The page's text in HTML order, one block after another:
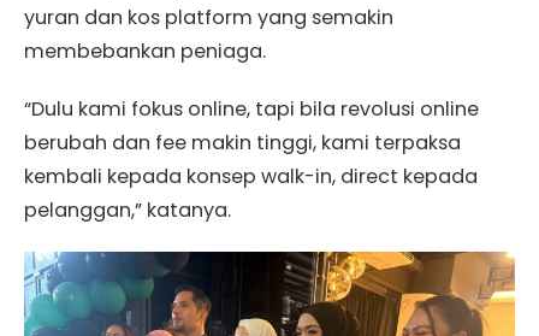
yuran dan kos platform yang semakin
membebankan peniaga.
“Dulu kami fokus online, tapi bila revolusi online
berubah dan fee makin tinggi, kami terpaksa
kembali kepada konsep walk-in, direct kepada
pelanggan,” katanya.